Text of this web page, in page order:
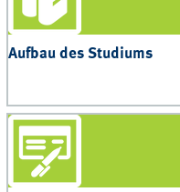
Aufbau des Studiums